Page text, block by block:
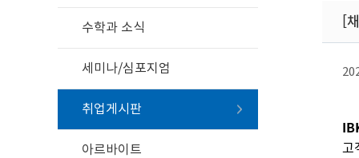
수학과 소식
세미나/심포지엄
취업게시판
아르바이트
[
고